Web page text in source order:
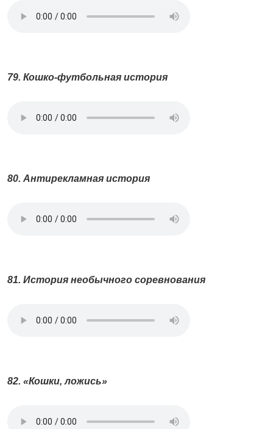
79. Кошко-футбольная история
80. Антирекламная история
81. История необычного соревнования
82. «Кошки, ложись»